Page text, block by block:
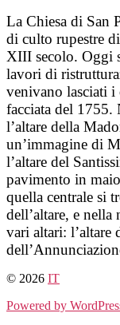
Salta
al
contenuto
La Chiesa di San
di culto rupestre
XIII secolo. Oggi
lavori di
venivano lasciati i
facciata del 1755.
l’altare della
un’immagine di
l’altare del
pavimento in
quella centrale si
dell’altare, e nella
vari altari: l’altare
© 2026 IT
Powered by